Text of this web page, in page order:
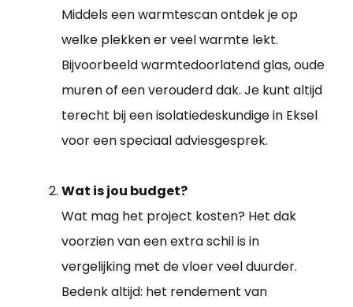
Middels een warmtescan ontdek je op
welke plekken er veel warmte lekt.
Bijvoorbeeld warmtedoorlatend glas, oude
muren of een verouderd dak. Je kunt altijd
terecht bij een isolatiedeskundige in Eksel
voor een speciaal adviesgesprek.
Wat is jou budget?
Wat mag het project kosten? Het dak
voorzien van een extra schil is in
vergelijking met de vloer veel duurder.
Bedenk altijd: het rendement van